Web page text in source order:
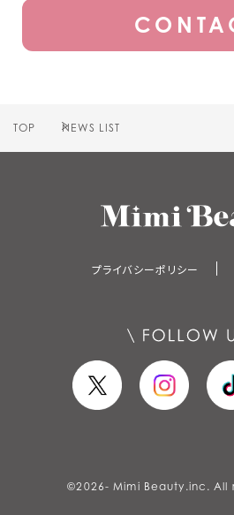
TOP NEWS LIST
プライバシーポリシー
©2026- Mimi Beauty.inc. All